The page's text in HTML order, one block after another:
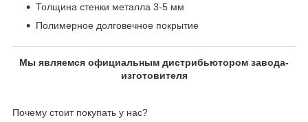
Толщина стенки металла 3-5 мм
Полимерное долговечное покрытие
Мы являемся официальным дистрибьютором завода-
изготовителя
Почему стоит покупать у нас?